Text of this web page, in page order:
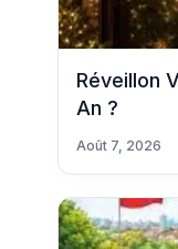
Réveillon
An ?
Août 7, 2026